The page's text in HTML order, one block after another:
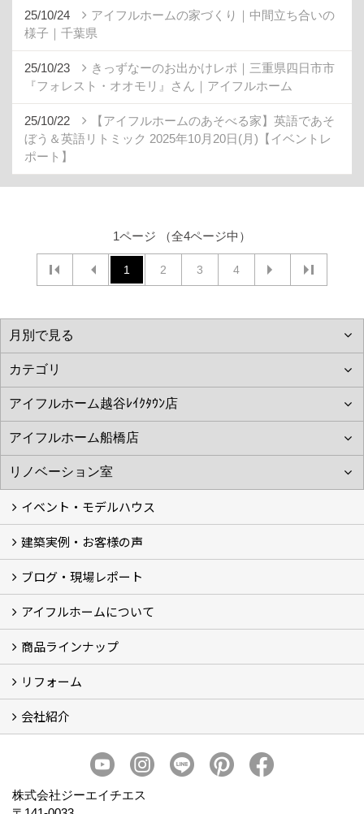
25/10/24
アイフルホームの家づくり｜中間立ち合いの
様子｜千葉県
25/10/23
きっずなーのお出かけレポ｜三重県四日市市
『フォレスト・オオモリ』さん｜アイフルホーム
25/10/22
【アイフルホームのあそべる家】英語であそ
ぼう＆英語リトミック 2025年10月20日(月)【イベントレ
ポート】
1ページ （全4ページ中）
1 2 3 4
イベント・モデルハウス
イベント
モデルハウス見学
建築実例・お客様の声
建築実例
お客様の声
ブログ・現場レポート
ブログ
現場レポート
アイフルホームについて
アイフルホームについて (5)
商品ラインナップ
商品ラインナップ
リフォーム
まるごと断熱リフォーム
イベント情報
施工事例
会社紹介
スタッフ紹介
個人情報保護方針
株式会社ジーエイチエス